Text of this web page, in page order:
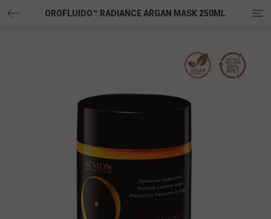
OROFLUIDO™ RADIANCE ARGAN MASK 250ML